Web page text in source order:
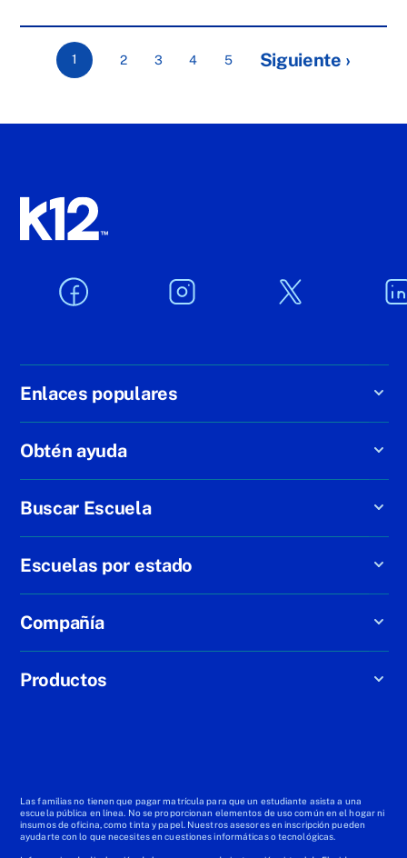
1 2 3 4 5 Siguiente ›
Enlaces populares
Obtén ayuda
Buscar Escuela
Escuelas por estado
Compañía
Productos
Las familias no tienen que pagar matrícula para que un estudiante asista a una
escuela pública en línea. No se proporcionan elementos de uso común en el hogar ni
insumos de oficina, como tinta y papel. Nuestros asesores en inscripción pueden
ayudarte con lo que necesites en cuestiones informáticas o tecnológicas.